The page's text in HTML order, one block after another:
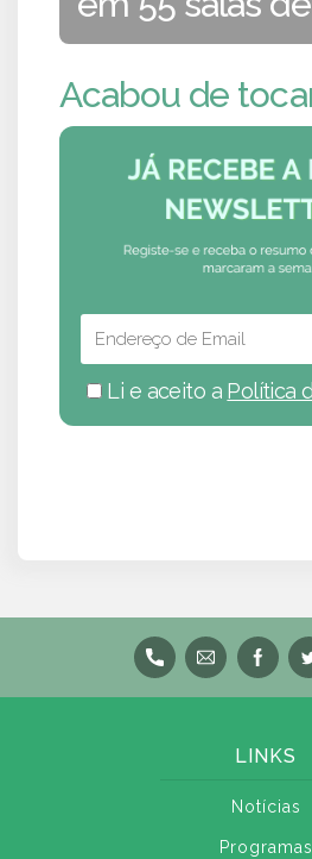
Acabou de
Li e aceito a Política
LINKS
Notícias
Programas